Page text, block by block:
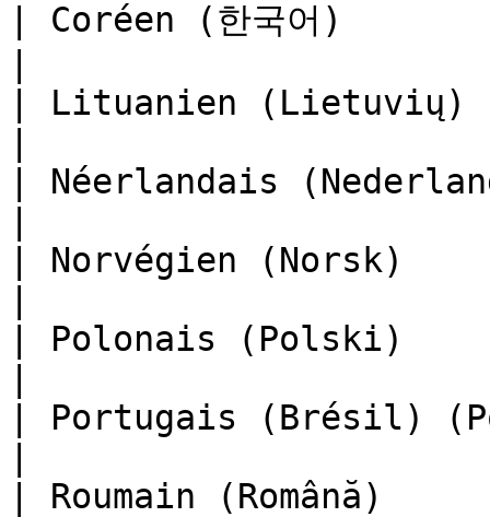
| Coréen (한국어)
| Lituanien (Lietuvių)
| Néerlandais
| Norvégien (Norsk)
| Polonais (Polski)
| Portugais (Brésil)
| Roumain (Română)